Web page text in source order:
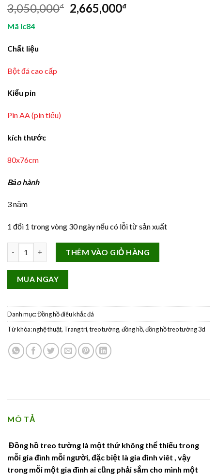
3,050,000₫ 2,665,000₫
Mã ic84
Chất liệu
Bột đá cao cấp
Kiểu pin
Pin AA (pin tiểu)
kích thước
80x76cm
Bảo hành
3 năm
1 đổi 1 trong vòng 30 ngày nếu có lỗi từ sản xuất
Đồng Hồ Treo Tường 3D Nghệ Thuật Chú Hươu Hạnh Phúc
THÊM VÀO GIỎ HÀNG
MUA NGAY
Danh mục:Đồng hồ điêu khắc đá
Từ khóa:nghệ thuật, Trang trí,treo tường,đồng hồ,đồng hồ treo tường 3d
MÔ TẢ
Đồng hồ treo tường là một thứ không thể thiếu trong
mỗi gia đình mỗi người, đặc biệt là gia đình viêt , vậy
trong mỗi một gia đình ai cũng phải sắm cho mình một